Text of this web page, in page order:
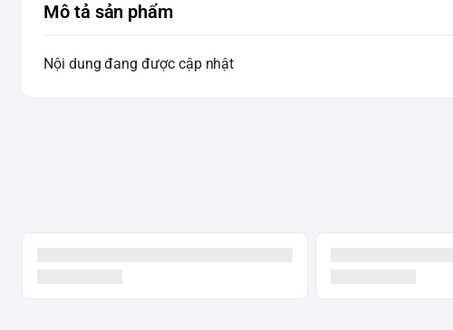
Mô tả sản phẩm
Nội dung đang được cập nhật